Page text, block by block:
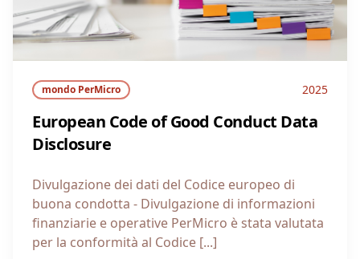
mondo PerMicro 2025
European Code of Good Conduct Data
Disclosure
Divulgazione dei dati del Codice europeo di
buona condotta - Divulgazione di informazioni
finanziarie e operative PerMicro è stata valutata
per la conformità al Codice [...]